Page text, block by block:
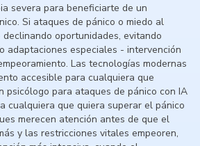
severa para beneficiarte de un
Si ataques de pánico o miedo al
oportunidades, evitando
adaptaciones especiales - intervención
Las tecnologías modernas
accesible para cualquiera que
psicólogo para ataques de pánico con IA
cualquiera que quiera superar el pánico
merecen atención antes de que el
y las restricciones vitales empeoren,